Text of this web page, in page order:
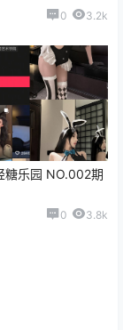
0 3.2k
糖乐园 NO.002期
0 3.8k